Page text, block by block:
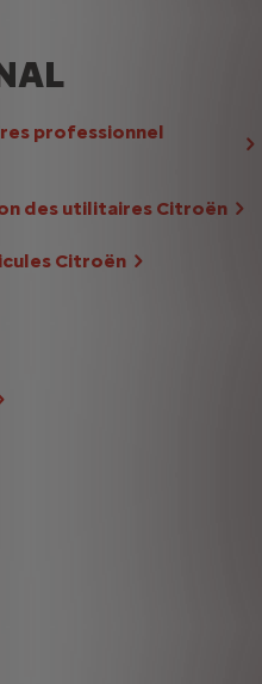
professionnel
des utilitaires Citroën
Citroën